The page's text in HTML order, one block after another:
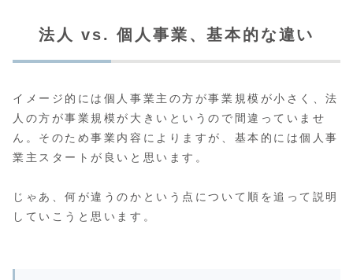
法人 vs. 個人事業、基本的な違い
イメージ的には個人事業主の方が事業規模が小さく、法
人の方が事業規模が大きいというので間違っていませ
ん。そのため事業内容によりますが、基本的には個人事
業主スタートが良いと思います。
じゃあ、何が違うのかという点について順を追って説明
していこうと思います。